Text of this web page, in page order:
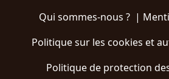
Qui sommes-nous ?|
Politique sur les cookies et
Politique de protection